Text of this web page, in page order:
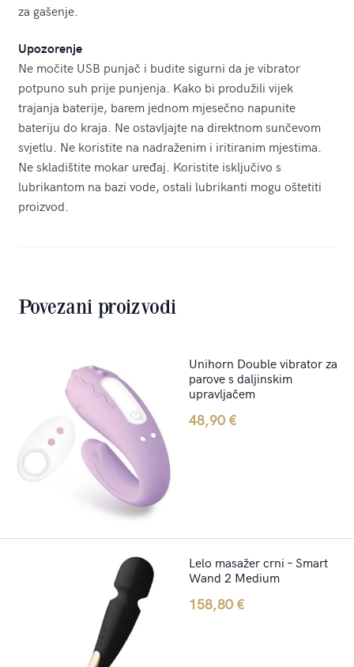
za gašenje.
Upozorenje
Ne močite USB punjač i budite sigurni da je vibrator
potpuno suh prije punjenja. Kako bi produžili vijek
trajanja baterije, barem jednom mjesečno napunite
bateriju do kraja. Ne ostavljajte na direktnom sunčevom
svjetlu. Ne koristite na nadraženim i iritiranim mjestima.
Ne skladištite mokar uređaj. Koristite isključivo s
lubrikantom na bazi vode, ostali lubrikanti mogu oštetiti
proizvod.
Povezani proizvodi
Unihorn Double vibrator za
parove s daljinskim
upravljačem
48,90€
Lelo masažer crni – Smart
Wand 2 Medium
158,80€